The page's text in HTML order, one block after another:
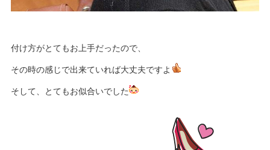
付け方がとてもお上手だったので、
その時の感じで出来ていれば大丈夫ですよ
そして、とてもお似合いでした